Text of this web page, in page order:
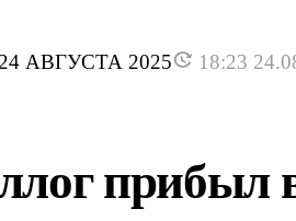
АВГУСТА 2025 18:23
прибыл